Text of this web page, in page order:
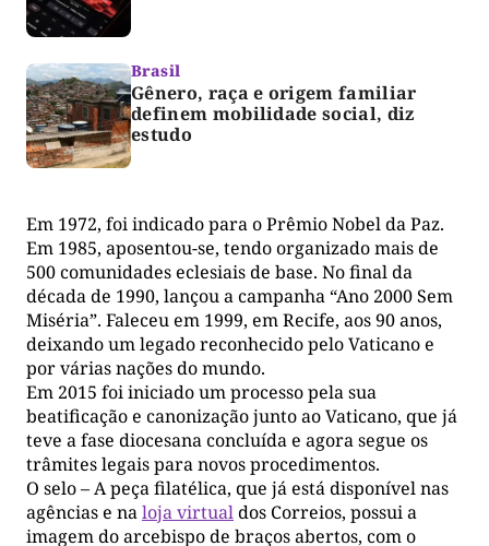
Brasil
Gênero, raça e origem familiar
definem mobilidade social, diz
estudo
Em 1972, foi indicado para o Prêmio Nobel da Paz.
Em 1985, aposentou-se, tendo organizado mais de
500 comunidades eclesiais de base. No final da
década de 1990, lançou a campanha “Ano 2000 Sem
Miséria”. Faleceu em 1999, em Recife, aos 90 anos,
deixando um legado reconhecido pelo Vaticano e
por várias nações do mundo.
Em 2015 foi iniciado um processo pela sua
beatificação e canonização junto ao Vaticano, que já
teve a fase diocesana concluída e agora segue os
trâmites legais para novos procedimentos.
O selo – A peça filatélica, que já está disponível nas
agências e naloja virtualdos Correios, possui a
imagem do arcebispo de braços abertos, com o